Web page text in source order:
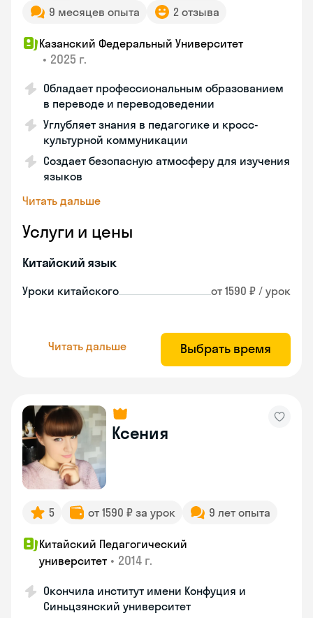
9 месяцев опыта
2 отзыва
Казанский Федеральный Университет
• 2025 г.
Обладает профессиональным образованием
в переводе и переводоведении
Углубляет знания в педагогике и кросс-
культурной коммуникации
Создает безопасную атмосферу для изучения
языков
Читать дальше
Услуги и цены
Китайский язык
Уроки китайского от 1590 ₽ / урок
Читать дальше Выбрать время
Ксения
5 от 1590 ₽ за урок 9 лет опыта
Китайский Педагогический
университет • 2014 г.
Окончила институт имени Конфуция и
Синьцзянский университет